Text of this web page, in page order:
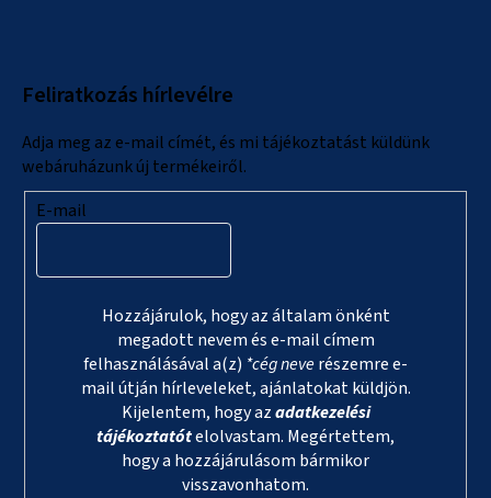
Feliratkozás hírlevélre
Adja meg az e-mail címét, és mi tájékoztatást küldünk
webáruházunk új termékeiről.
E-mail
Hozzájárulok, hogy az általam önként
megadott nevem és e-mail címem
felhasználásával a(z) *cég neverészemre e-
mail útján hírleveleket, ajánlatokat küldjön.
Kijelentem, hogy azadatkezelési
tájékoztatótelolvastam. Megértettem,
hogy a hozzájárulásom bármikor
visszavonhatom.